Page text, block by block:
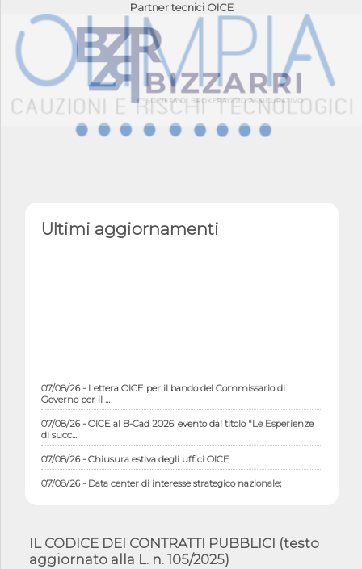
Partner tecnici OICE
Ultimi aggiornamenti
07/08/26 - Lettera OICE per il bando del Commissario di
Governo per il ...
07/08/26 - OICE al B-Cad 2026: evento dal titolo "Le Esperienze
di succ...
07/08/26 - Chiusura estiva degli uffici OICE
07/08/26 - Data center di interesse strategico nazionale;
interventi pe...
07/08/26 - Ponte sullo Stretto di Messina: deliberata la
sussistenza di...
IL CODICE DEI CONTRATTI PUBBLICI (testo
aggiornato alla L. n. 105/2025)